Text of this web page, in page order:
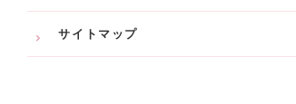
サイトマップ